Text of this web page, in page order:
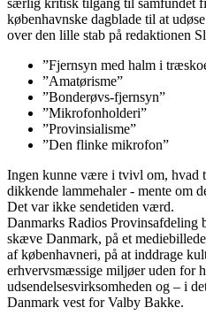
københavnske dagblade til at
over den lille stab på redaktionen
”Fjernsyn med halm i
”Amatørisme”
”Bonderøvs-fjernsyn”
”Mikrofonholderi”
”Provinsialisme”
”Den flinke mikrofon”
Ingen kunne være i tvivl om, hvad
dikkende lammehaler - mente om
Det var ikke sendetiden værd.
Danmarks Radios Provinsafdeling
skæve Danmark, på et
af københavneri, på at inddrage
erhvervsmæssige miljøer uden for
udsendelsesvirksomheden og – i
Danmark vest for Valby Bakke.